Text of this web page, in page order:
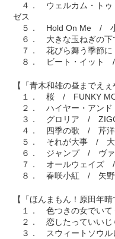
４． ウェルカム・ト
ゼス
５． Hold On Me / 小
６． 大きな玉ねぎの
７． 花びら舞う季節
８． ビート・イット /
【「青木和雄の昼までえ
１． 桜 / FUNKY
２． ハイヤー・アン
３． グロリア /
４． 四季の歌 / 芹洋
５． それが大事 / 大
６． ジャンプ / ヴァ
７． オールウェイズ /
８． 春咲小紅 / 矢野
【「ほんまもん！原田年
１． 色つきの女でい
２． 恋したっていい
３． スウィートソウ